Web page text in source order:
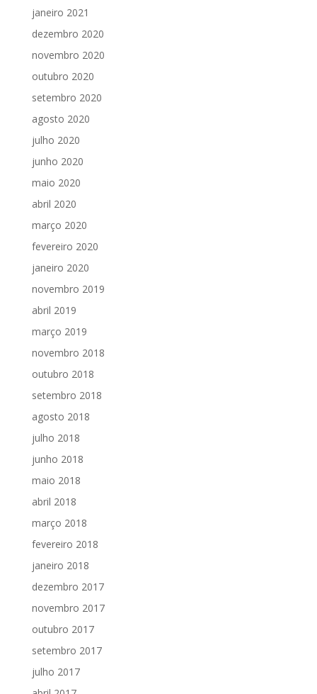
janeiro 2021
dezembro 2020
novembro 2020
outubro 2020
setembro 2020
agosto 2020
julho 2020
junho 2020
maio 2020
abril 2020
março 2020
fevereiro 2020
janeiro 2020
novembro 2019
abril 2019
março 2019
novembro 2018
outubro 2018
setembro 2018
agosto 2018
julho 2018
junho 2018
maio 2018
abril 2018
março 2018
fevereiro 2018
janeiro 2018
dezembro 2017
novembro 2017
outubro 2017
setembro 2017
julho 2017